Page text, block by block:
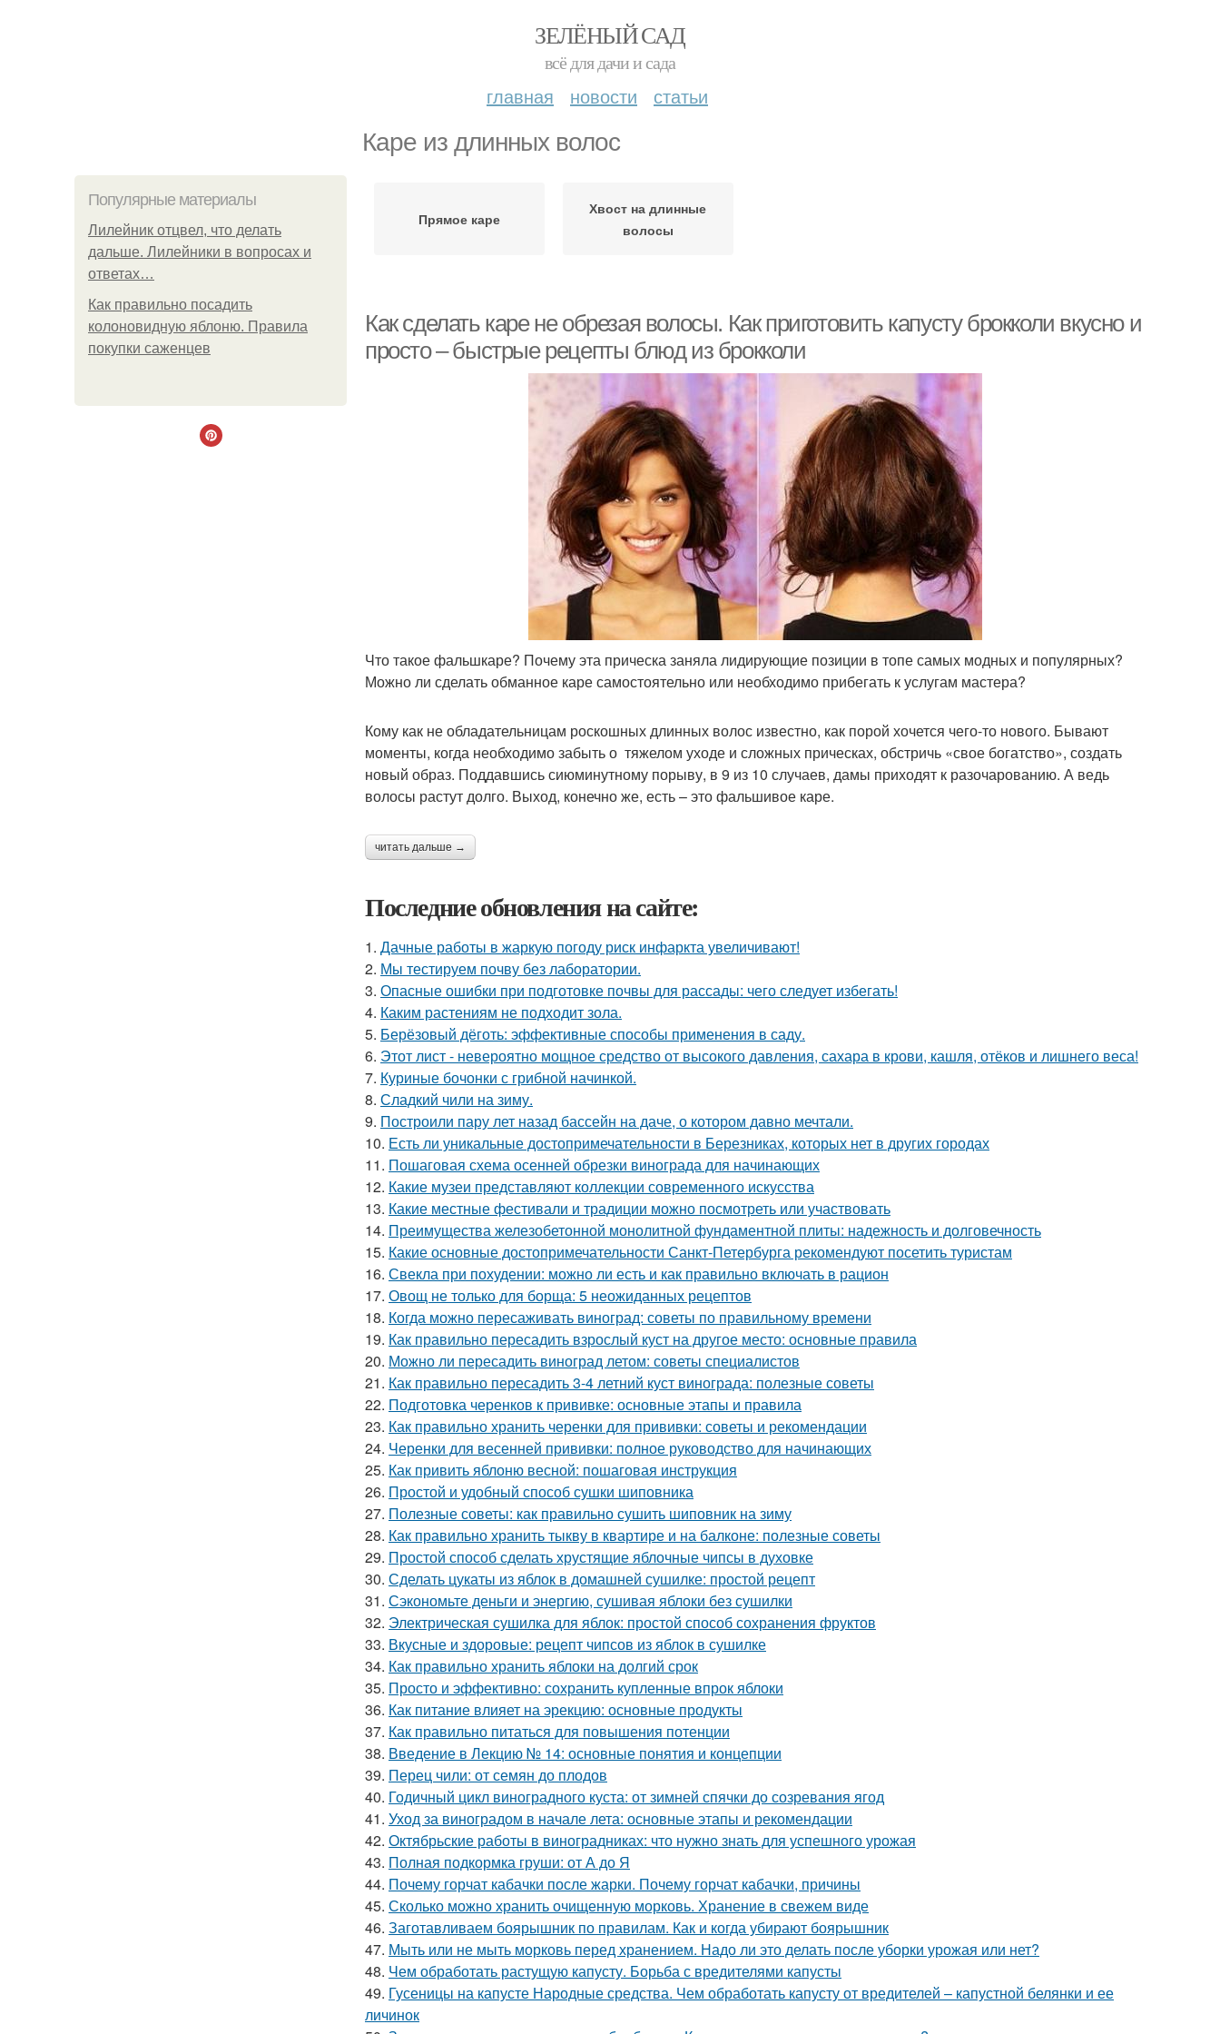
ЗЕЛЁНЫЙ САД
всё для дачи и сада
главная новости статьи
Каре из длинных волос
Популярные материалы
Лилейник отцвел, что делать
дальше. Лилейники в вопросах и
ответах…
Как правильно посадить
колоновидную яблоню. Правила
покупки саженцев
Прямое каре
Хвост на длинные
волосы
Как сделать каре не обрезая волосы. Как приготовить капусту брокколи вкусно и
просто – быстрые рецепты блюд из брокколи
Что такое фальшкаре? Почему эта прическа заняла лидирующие позиции в топе самых модных и популярных?
Можно ли сделать обманное каре самостоятельно или необходимо прибегать к услугам мастера?
Кому как не обладательницам роскошных длинных волос известно, как порой хочется чего-то нового. Бывают
моменты, когда необходимо забыть о тяжелом уходе и сложных прическах, обстричь «свое богатство», создать
новый образ. Поддавшись сиюминутному порыву, в 9 из 10 случаев, дамы приходят к разочарованию. А ведь
волосы растут долго. Выход, конечно же, есть – это фальшивое каре.
читать дальше →
Последние обновления на сайте:
1. Дачные работы в жаркую погоду риск инфаркта увеличивают!
2. Мы тестируем почву без лаборатории.
3. Опасные ошибки при подготовке почвы для рассады: чего следует избегать!
4. Каким растениям не подходит зола.
5. Берёзовый дёготь: эффективные способы применения в саду.
6. Этот лист - невероятно мощное средство от высокого давления, сахара в крови, кашля, отёков и лишнего веса!
7. Куриные бочонки с грибной начинкой.
8. Сладкий чили на зиму.
9. Построили пару лет назад бассейн на даче, о котором давно мечтали.
10. Есть ли уникальные достопримечательности в Березниках, которых нет в других городах
11. Пошаговая схема осенней обрезки винограда для начинающих
12. Какие музеи представляют коллекции современного искусства
13. Какие местные фестивали и традиции можно посмотреть или участвовать
14. Преимущества железобетонной монолитной фундаментной плиты: надежность и долговечность
15. Какие основные достопримечательности Санкт-Петербурга рекомендуют посетить туристам
16. Свекла при похудении: можно ли есть и как правильно включать в рацион
17. Овощ не только для борща: 5 неожиданных рецептов
18. Когда можно пересаживать виноград: советы по правильному времени
19. Как правильно пересадить взрослый куст на другое место: основные правила
20. Можно ли пересадить виноград летом: советы специалистов
21. Как правильно пересадить 3-4 летний куст винограда: полезные советы
22. Подготовка черенков к прививке: основные этапы и правила
23. Как правильно хранить черенки для прививки: советы и рекомендации
24. Черенки для весенней прививки: полное руководство для начинающих
25. Как привить яблоню весной: пошаговая инструкция
26. Простой и удобный способ сушки шиповника
27. Полезные советы: как правильно сушить шиповник на зиму
28. Как правильно хранить тыкву в квартире и на балконе: полезные советы
29. Простой способ сделать хрустящие яблочные чипсы в духовке
30. Сделать цукаты из яблок в домашней сушилке: простой рецепт
31. Сэкономьте деньги и энергию, сушивая яблоки без сушилки
32. Электрическая сушилка для яблок: простой способ сохранения фруктов
33. Вкусные и здоровые: рецепт чипсов из яблок в сушилке
34. Как правильно хранить яблоки на долгий срок
35. Просто и эффективно: сохранить купленные впрок яблоки
36. Как питание влияет на эрекцию: основные продукты
37. Как правильно питаться для повышения потенции
38. Введение в Лекцию № 14: основные понятия и концепции
39. Перец чили: от семян до плодов
40. Годичный цикл виноградного куста: от зимней спячки до созревания ягод
41. Уход за виноградом в начале лета: основные этапы и рекомендации
42. Октябрьские работы в виноградниках: что нужно знать для успешного урожая
43. Полная подкормка груши: от А до Я
44. Почему горчат кабачки после жарки. Почему горчат кабачки, причины
45. Сколько можно хранить очищенную морковь. Хранение в свежем виде
46. Заготавливаем боярышник по правилам. Как и когда убирают боярышник
47. Мыть или не мыть морковь перед хранением. Надо ли это делать после уборки урожая или нет?
48. Чем обработать растущую капусту. Борьба с вредителями капусты
49. Гусеницы на капусте Народные средства. Чем обработать капусту от вредителей – капустной белянки и ее
личинок